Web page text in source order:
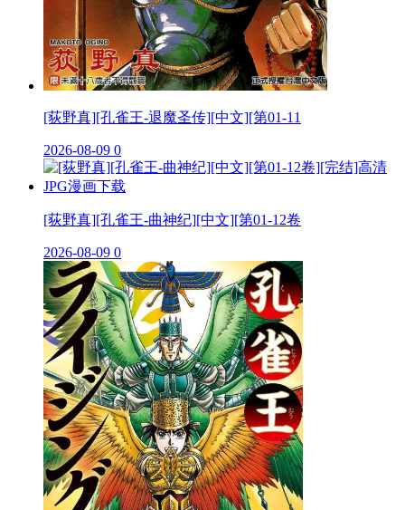
[荻野真][孔雀王-退魔圣传][中文][第01-11
2026-08-09 0
[荻野真][孔雀王-曲神纪][中文][第01-12卷
2026-08-09 0